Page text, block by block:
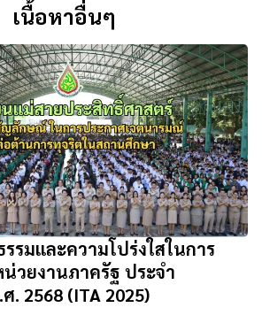
เนื้อหาอื่นๆ
รมและความโปร่งใสในการ
วยงานภาครัฐ ประจำ
2568 (ITA 2025)